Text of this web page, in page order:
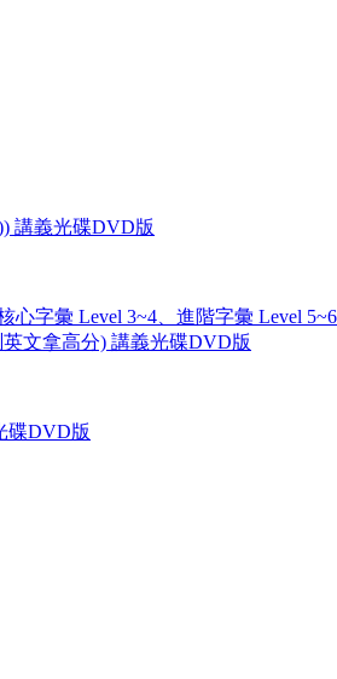
講義光碟DVD版
字彙 Level 3~4、進階字彙 Level
文拿高分) 講義光碟DVD版
碟DVD版